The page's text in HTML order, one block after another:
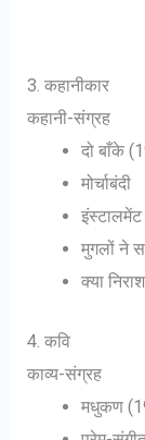
3. कहानीकार
कहानी-संग्रह
दो बाँके
मोर्चाबंदी
इंस्टालमेंट
मुगलों ने
क्या
4. कवि
काव्य-संग्रह
मधुकण